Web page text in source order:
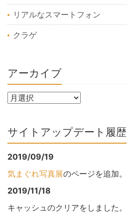
リアルなスマートフォン
クラゲ
アーカイブ
サイトアップデート履歴
2019/09/19
気まぐれ写真展のページを追加。
2019/11/18
キャッシュのクリアをしました。